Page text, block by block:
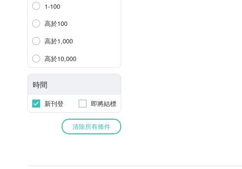
1-100
高於100
高於1,000
高於10,000
時間
新刊登 即將結標
清除所有條件